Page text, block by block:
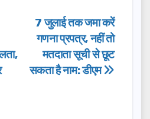
7 जुलाई तक जमा करें
गणना प्रपत्र, नहीं तो
मतदाता सूची से छूट
सकता है नाम: डीएम